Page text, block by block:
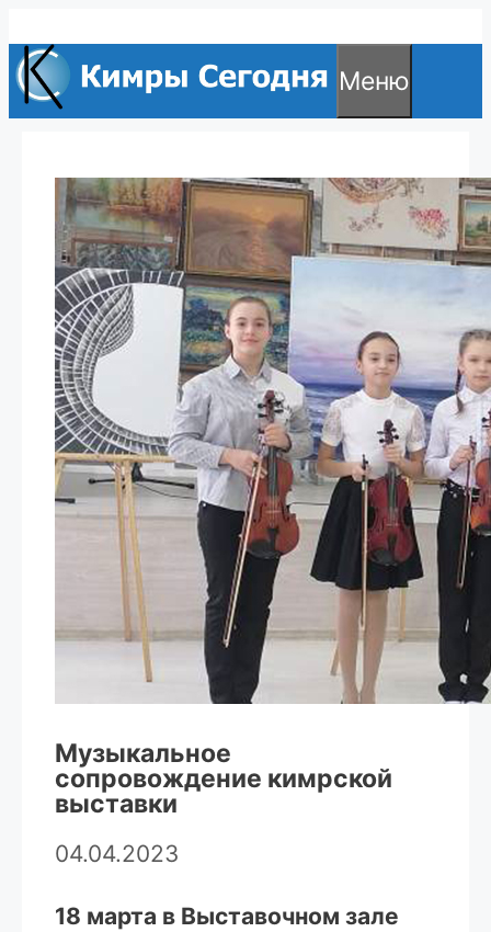
к
содержимому
Меню
Музыкальное
сопровождение кимрской
выставки
04.04.2023
18 марта в Выставочном зале